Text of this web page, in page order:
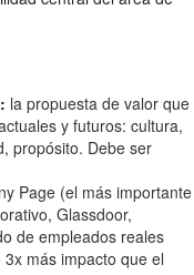
la propuesta de valor que
y futuros: cultura,
propósito. Debe ser
Page (el más importante
Glassdoor,
de empleados reales
más impacto que el